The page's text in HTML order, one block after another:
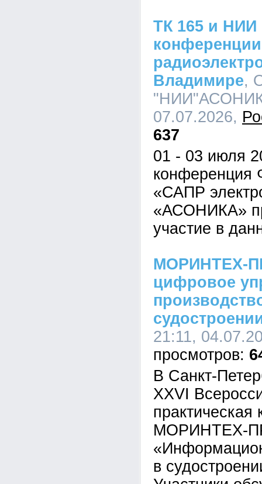
ТК 165 и
Владимире,
07.07.2026,
637
01 - 03 июля
конференция
«САПР
«АСОНИКА»
участие в
МОРИНТЕХ-
цифровое
21:11,
В Санкт-
XXVI
МОРИНТЕХ-
в